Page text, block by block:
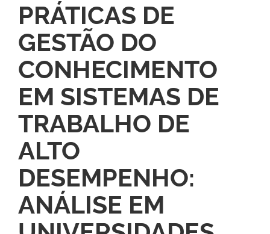
PRÁTICAS DE
GESTÃO DO
CONHECIMENTO
EM SISTEMAS DE
TRABALHO DE
ALTO
DESEMPENHO:
ANÁLISE EM